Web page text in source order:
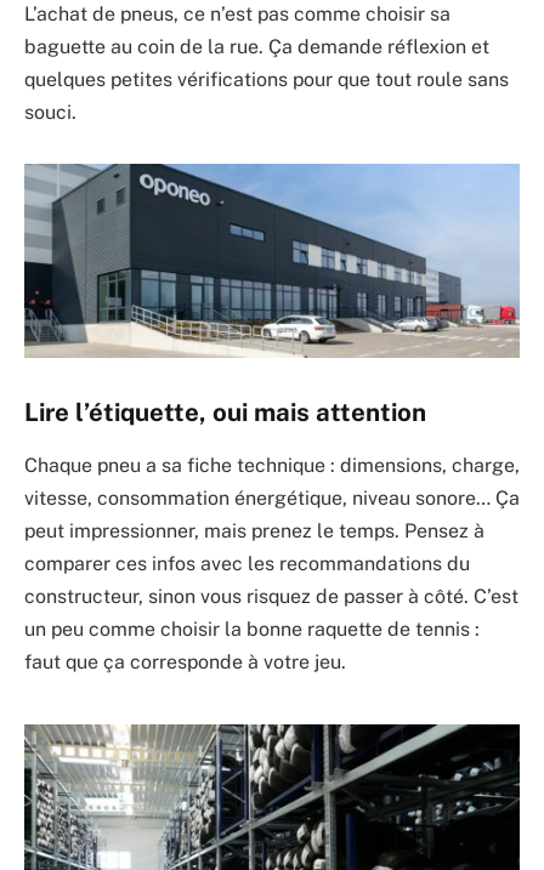
L’achat de pneus, ce n’est pas comme choisir sa
baguette au coin de la rue. Ça demande réflexion et
quelques petites vérifications pour que tout roule sans
souci.
Lire l’étiquette, oui mais attention
Chaque pneu a sa fiche technique : dimensions, charge,
vitesse, consommation énergétique, niveau sonore… Ça
peut impressionner, mais prenez le temps. Pensez à
comparer ces infos avec les recommandations du
constructeur, sinon vous risquez de passer à côté. C’est
un peu comme choisir la bonne raquette de tennis :
faut que ça corresponde à votre jeu.